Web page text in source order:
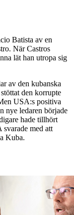
Batista av en
När Castros
lät han utropa sig
av den kubanska
den korrupte
USA:s positiva
nye ledaren började
hade tillhört
svarade med att
Kuba.